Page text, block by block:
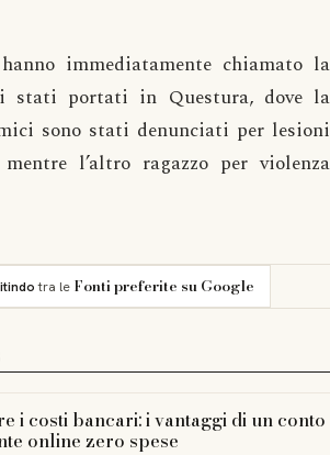
immediatamente chiamato la
stati portati in Questura, dove la
sono stati denunciati per lesioni
l’altro ragazzo per violenza
tra le Fonti preferite su Google
i costi bancari: i vantaggi di un conto
online zero spese